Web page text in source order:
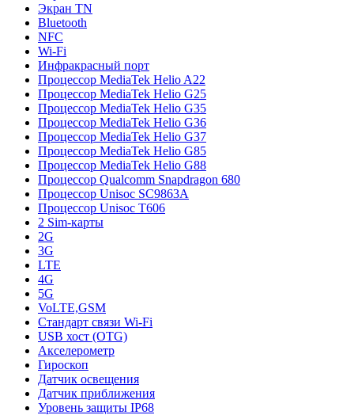
Экран TN
Bluetooth
NFC
Wi-Fi
Инфракрасный порт
Процессор MediaTek Helio A22
Процессор MediaTek Helio G25
Процессор MediaTek Helio G35
Процессор MediaTek Helio G36
Процессор MediaTek Helio G37
Процессор MediaTek Helio G85
Процессор MediaTek Helio G88
Процессор Qualcomm Snapdragon 680
Процессор Unisoc SC9863A
Процессор Unisoc T606
2 Sim-карты
2G
3G
LTE
4G
5G
VoLTE,GSM
Стандарт связи Wi-Fi
USB хост (OTG)
Акселерометр
Гироскоп
Датчик освещения
Датчик приближения
Уровень защиты IP68